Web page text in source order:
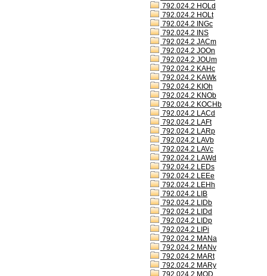
792.024.2 HOLd
792.024.2 HOLt
792.024.2 INGc
792.024.2 INS
792.024.2 JACm
792.024.2 JOOn
792.024.2 JOUm
792.024.2 KAHc
792.024.2 KAWk
792.024.2 KIOh
792.024.2 KNOb
792.024.2 KOCHb
792.024.2 LACd
792.024.2 LAFt
792.024.2 LARp
792.024.2 LAVb
792.024.2 LAVc
792.024.2 LAWd
792.024.2 LEDs
792.024.2 LEEe
792.024.2 LEHh
792.024.2 LIB
792.024.2 LIDb
792.024.2 LIDd
792.024.2 LIDp
792.024.2 LIPi
792.024.2 MANa
792.024.2 MANv
792.024.2 MARt
792.024.2 MARy
792.024.2 MOD